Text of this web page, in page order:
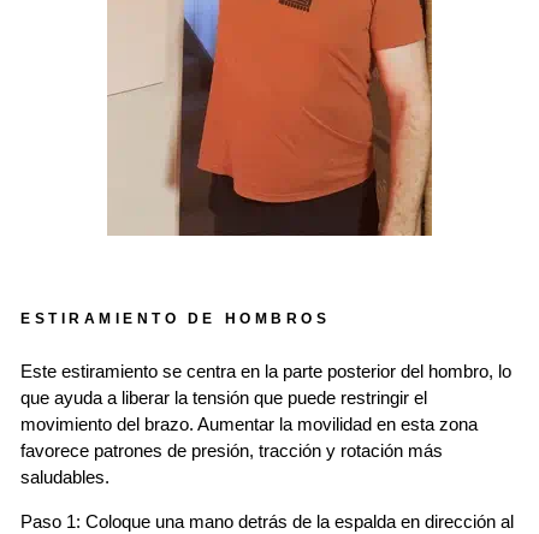
ESTIRAMIENTO DE HOMBROS
Este estiramiento se centra en la parte posterior del hombro, lo
que ayuda a liberar la tensión que puede restringir el
movimiento del brazo. Aumentar la movilidad en esta zona
favorece patrones de presión, tracción y rotación más
saludables.
Paso 1: Coloque una mano detrás de la espalda en dirección al